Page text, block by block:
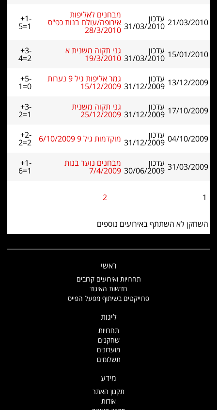
21/03/2010 עדכון
31/03/2010
מבחנים לאליפות
אירופה/עולם בנות כפ"ס
28/3/2010
+1-
5=1
15/01/2010 עדכון
31/03/2010
גני תקוה משנית א
19/3/2010
+3-
4=2
13/12/2009 עדכון
31/12/2009
גמר אליפות גיל 9 נערות
15/12/2009
+5-
1=0
17/10/2009 עדכון
31/12/2009
גני תקוה משנית
25/12/2009
+3-
2=1
04/10/2009 עדכון
31/12/2009 מוקדמות גיל 9 6/10/2009 +2-
2=2
31/03/2009 עדכון
30/06/2009
מבחנים נוער בנות
7/4/2009
+1-
6=1
1
2
השחקן לא השתתף באירועים נוספים
ראשי
תחרויות ואירועים קרובים
חדשות האיגוד
פרוייקטים בשיתוף מפעל הפייס
ליגות
תחרויות
שחקנים
מועדונים
תשלומים
מידע
תקנון האתר
אודות